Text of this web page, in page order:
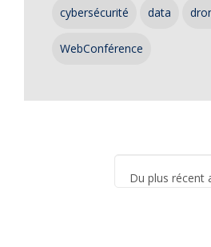
cybersécurité data
WebConférence
Du plus récent